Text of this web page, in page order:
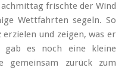
frischte der Wind
Wett­fahrten segeln. So
und zeigen, was er
gab es noch eine kleine
gemeinsam zurück zum